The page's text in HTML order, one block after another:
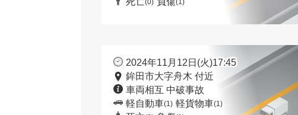
(0) (1)
2024年11月12日(火)17:45
鉾田市大字舟木 付近
車両相互 中破事故
軽自動車(1) 軽貨物車(1)